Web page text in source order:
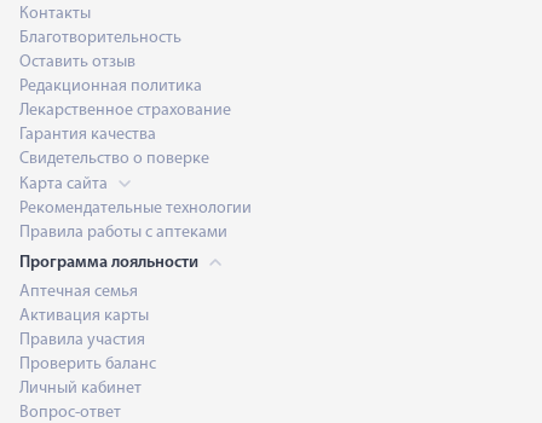
Контакты
Благотворительность
Оставить отзыв
Редакционная политика
Лекарственное страхование
Гарантия качества
Свидетельство о поверке
Карта сайта
Рекомендательные технологии
Правила работы с аптеками
Программа лояльности
Аптечная семья
Активация карты
Правила участия
Проверить баланс
Личный кабинет
Вопрос-ответ